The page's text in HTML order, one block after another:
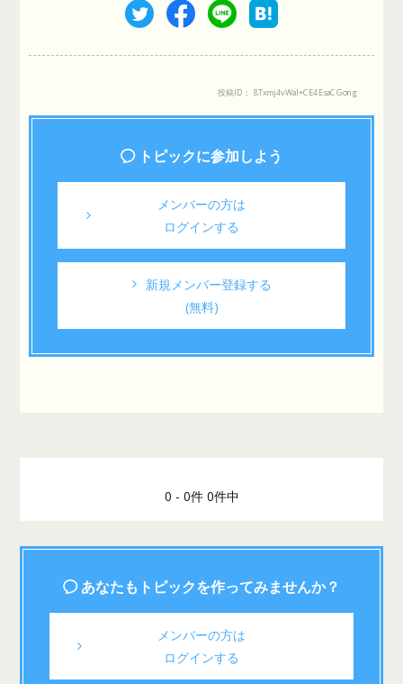
投稿ID： 8Txmj4vWaI+CE4EsaCGong
トピックに参加しよう
メンバーの方は
ログインする
新規メンバー登録する
(無料)
0 - 0件 0件中
あなたもトピックを作ってみませんか？
メンバーの方は
ログインする